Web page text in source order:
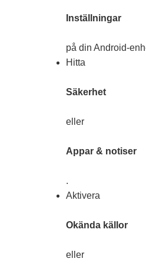
Inställningar
på din Android-
Hitta
Säkerhet
eller
Appar & notiser
.
Aktivera
Okända källor
eller